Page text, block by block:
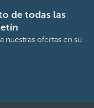
de todas las
nuestras ofertas en su